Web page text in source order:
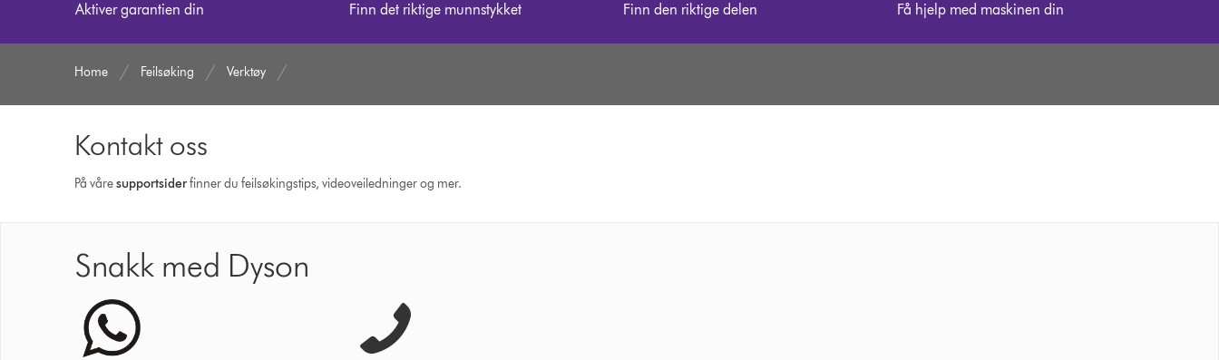
Aktiver garantien din Finn det riktige munnstykket Finn den riktige delen Få hjelp med maskinen din
Home Feilsøking Verktøy
Kontakt oss
På våresupportsiderfinner du feilsøkingstips, videoveiledninger og mer.
Snakk med Dyson